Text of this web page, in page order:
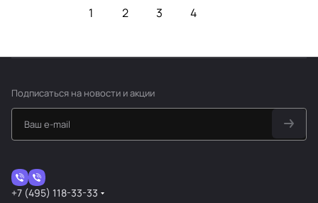
1 2 3 4
Подписаться на новости и акции
+7 (495) 118-33-33